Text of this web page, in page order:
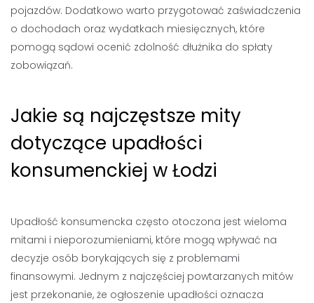
pojazdów. Dodatkowo warto przygotować zaświadczenia
o dochodach oraz wydatkach miesięcznych, które
pomogą sądowi ocenić zdolność dłużnika do spłaty
zobowiązań.
Jakie są najczęstsze mity
dotyczące upadłości
konsumenckiej w Łodzi
Upadłość konsumencka często otoczona jest wieloma
mitami i nieporozumieniami, które mogą wpływać na
decyzje osób borykających się z problemami
finansowymi. Jednym z najczęściej powtarzanych mitów
jest przekonanie, że ogłoszenie upadłości oznacza